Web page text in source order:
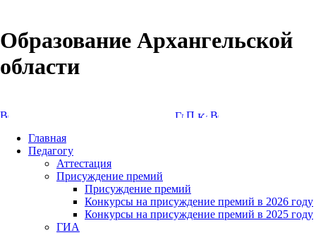
Образование Архангельской
области
Главная
Педагогу
Аттестация
Присуждение премий
Присуждение премий
Конкурсы на присуждение премий в 2026 году
Конкурсы на присуждение премий в 2025 году
ГИА